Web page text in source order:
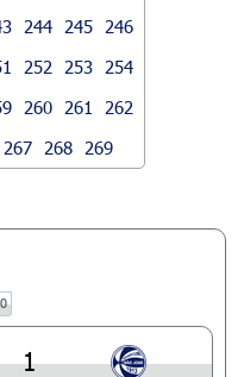
244 245
246
252 253
254
260 261
262
267 268 269
1